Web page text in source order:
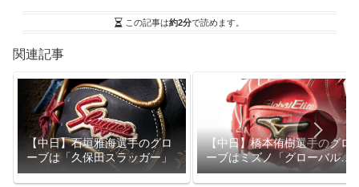
この記事は約2分で読めます。
関連記事
【中日】石垣雅海選手のグロ
ーブは「久保田スラッガー」
【中日】橋本侑樹選手のグロ
ーブはミズノ「グローバルエ
リート」